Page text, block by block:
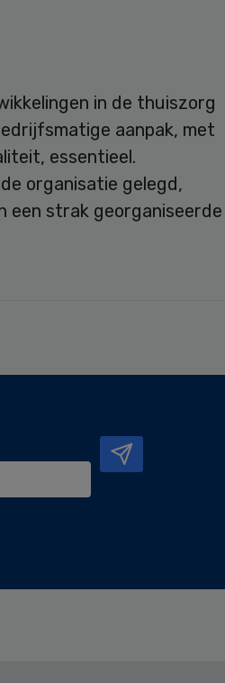
in de thuiszorg
aanpak, met
essentieel.
organisatie gelegd,
een strak georganiseerde